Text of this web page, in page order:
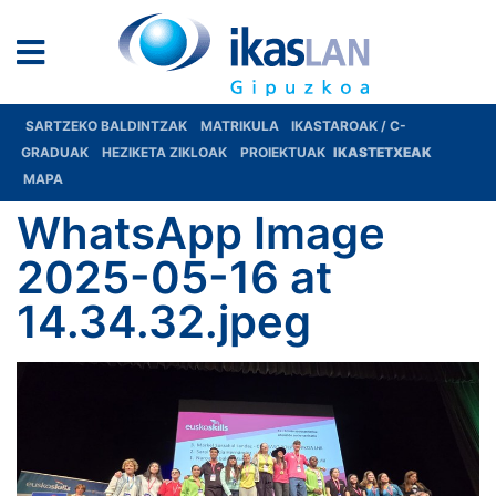
SARTZEKO BALDINTZAK MATRIKULA
IKASTAROAK / C-
GRADUAK
HEZIKETA ZIKLOAK PROIEKTUAK IKASTETXEAK
MAPA
WhatsApp Image
2025-05-16 at
14.34.32.jpeg